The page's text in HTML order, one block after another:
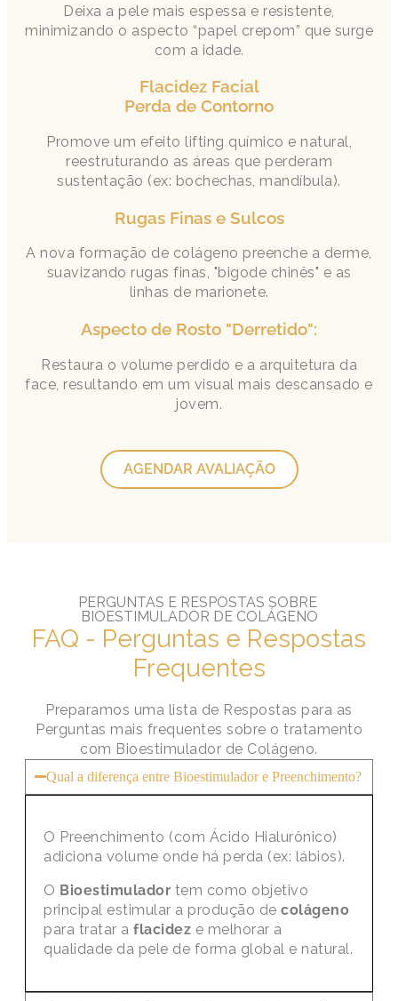
Deixa a pele mais espessa e resistente,
minimizando o aspecto “papel crepom” que surge
com a idade.
Flacidez Facial
Perda de Contorno
Promove um efeito lifting químico e natural,
reestruturando as áreas que perderam
sustentação (ex: bochechas, mandíbula).
Rugas Finas e Sulcos
A nova formação de colágeno preenche a derme,
suavizando rugas finas, "bigode chinês" e as
linhas de marionete.
Aspecto de Rosto "Derretido":
Restaura o volume perdido e a arquitetura da
face, resultando em um visual mais descansado e
jovem.
AGENDAR AVALIAÇÃO
PERGUNTAS E RESPOSTAS SOBRE ​
BIOESTIMULADOR DE COLÁGENO
FAQ - Perguntas e Respostas
Frequentes
Preparamos uma lista de Respostas para as
Perguntas mais frequentes sobre o tratamento
com Bioestimulador de Colágeno.
Qual a diferença entre Bioestimulador e Preenchimento?
O Preenchimento (com Ácido Hialurônico)
adiciona volume onde há perda (ex: lábios).
O Bioestimulador tem como objetivo
principal estimular a produção de colágeno
para tratar a flacidez e melhorar a
qualidade da pele de forma global e natural.